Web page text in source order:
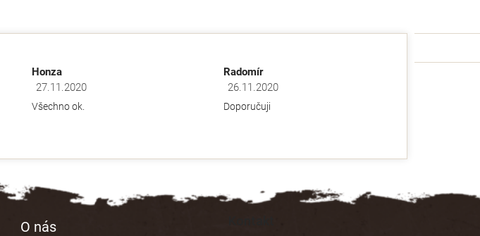
Honza
Hodnocení obchodu je 5 z 5 hvězdiček.
27.11.2020
Všechno ok.
Radomír
Hodnocení obchodu je 5 z 5 hvězdiček.
26.11.2020
Doporučuji
O nás